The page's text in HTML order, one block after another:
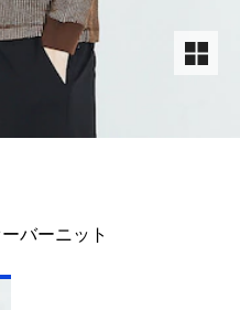
バーニット